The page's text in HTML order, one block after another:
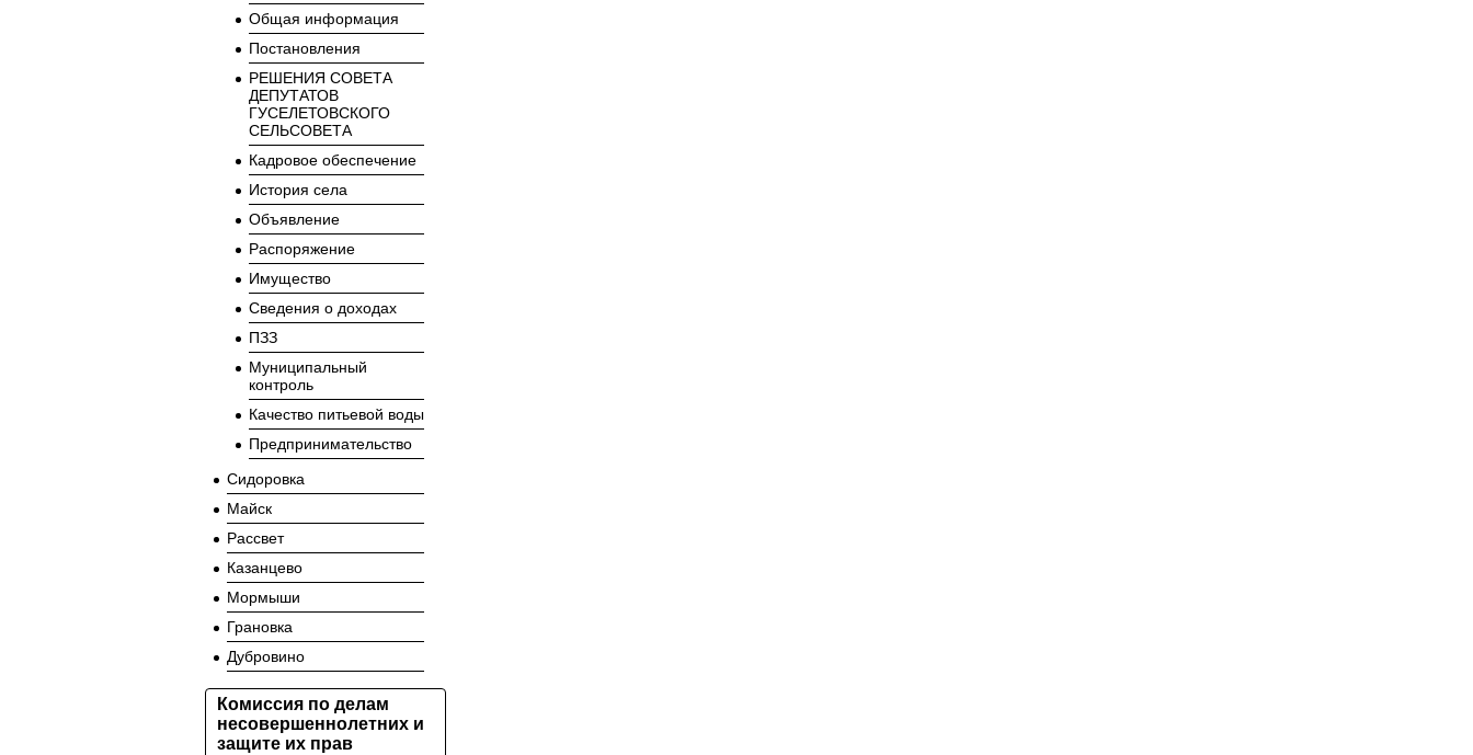
Общая информация
Постановления
РЕШЕНИЯ СОВЕТА
ДЕПУТАТОВ
ГУСЕЛЕТОВСКОГО
СЕЛЬСОВЕТА
Кадровое обеспечение
История села
Объявление
Распоряжение
Имущество
Сведения о доходах
ПЗЗ
Муниципальный
контроль
Качество питьевой воды
Предпринимательство
Сидоровка
Майск
Рассвет
Казанцево
Мормыши
Грановка
Дубровино
Комиссия по делам
несовершеннолетних и
защите их прав